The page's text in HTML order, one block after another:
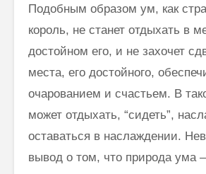
Подобным образом ум, как
король, не станет отдыхать в
достойном его, и не захочет
места, его достойного,
очарованием и счастьем. В
может отдыхать, “сидеть”,
оставаться в наслаждении.
вывод о том, что природа ума